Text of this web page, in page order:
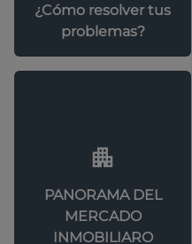
¿Cómo resolver tus
problemas?
PANORAMA DEL
MERCADO
INMOBILIARO